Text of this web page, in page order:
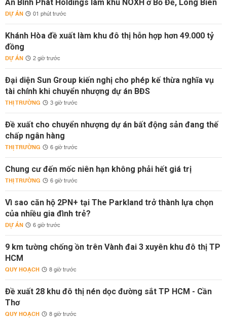
An Bình Phát Holdings làm khu NOXH ở Bồ Đề, Long Biên
DỰ ÁN 01 phút trước
Khánh Hòa đề xuất làm khu đô thị hỗn hợp hơn 49.000 tỷ
đồng
DỰ ÁN 2 giờ trước
Đại diện Sun Group kiến nghị cho phép kế thừa nghĩa vụ
tài chính khi chuyển nhượng dự án BĐS
THỊ TRƯỜNG 3 giờ trước
Đề xuất cho chuyển nhượng dự án bất động sản đang thế
chấp ngân hàng
THỊ TRƯỜNG 6 giờ trước
Chung cư đến mốc niên hạn không phải hết giá trị
THỊ TRƯỜNG 6 giờ trước
Vì sao căn hộ 2PN+ tại The Parkland trở thành lựa chọn
của nhiều gia đình trẻ?
DỰ ÁN 6 giờ trước
9 km tường chống ồn trên Vành đai 3 xuyên khu đô thị TP
HCM
QUY HOẠCH 8 giờ trước
Đề xuất 28 khu đô thị nén dọc đường sắt TP HCM - Cần
Thơ
QUY HOẠCH 8 giờ trước